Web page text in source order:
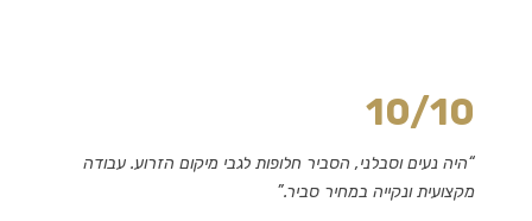
10/10
“היה נעים וסבלני, הסביר חלופות לגבי מיקום הזרוע. עבודה
מקצועית ונקייה במחיר סביר.”